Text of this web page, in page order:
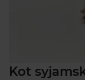
Kot